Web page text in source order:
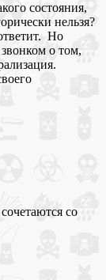
состояния,
нельзя?
Но
о том,
со